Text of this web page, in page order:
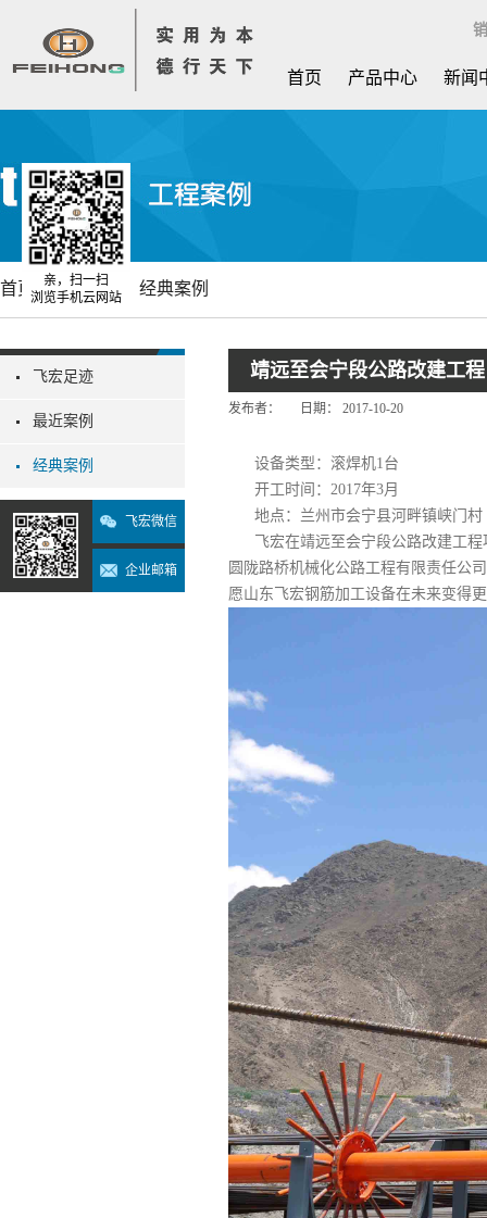
首页 产品中心 新闻
飞宏足迹
最近案例
经典案例
飞宏微信
企业邮箱
首页 工程案例 经典案例
靖远至会宁段公路改建工程
发布者： 日期： 2017-10-20
设备类型：滚焊机1台
开工时间：2017年3月
地点：兰州市会宁县河畔镇峡门
飞宏在靖远至会宁段公路改建工
圆陇路桥机械化公路工程有限责任公
愿山东飞宏钢筋加工设备在未来变得
亲，扫一扫
浏览手机云网站